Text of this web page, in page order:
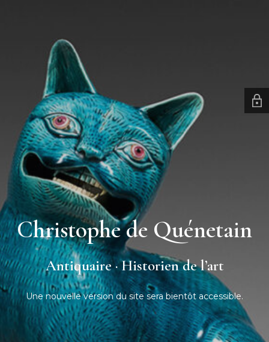
Christophe de Quénetain
Antiquaire · Historien de l’art
Une nouvelle version du site sera bientôt accessible.